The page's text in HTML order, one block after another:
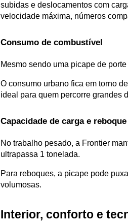
subidas e deslocamentos com
velocidade máxima, números
Consumo de combustível
Mesmo sendo uma picape de
O consumo urbano fica em torno de
ideal para quem percorre grandes
Capacidade de carga e reboque
No trabalho pesado, a Frontier
ultrapassa 1 tonelada.
Para reboques, a picape pode
volumosas.
Interior, conforto e